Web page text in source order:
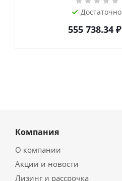
Достаточно
555 738.34₽
Компания
О компании
Акции и новости
Лизинг и рассрочка